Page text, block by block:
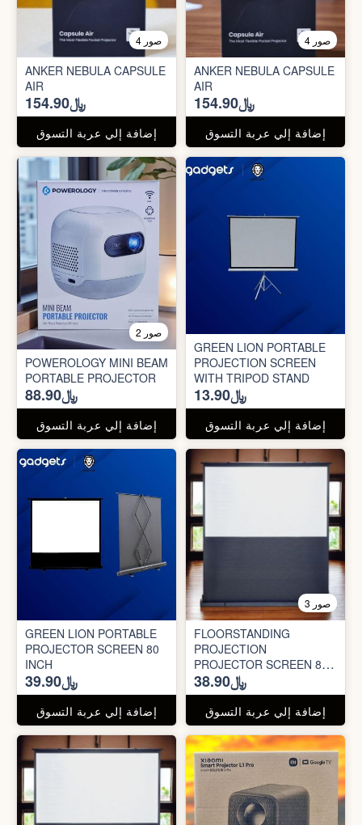
4 صور
ANKER NEBULA CAPSULE
AIR
﷼154.90
إضافة إلي عربة التسوق
4 صور
ANKER NEBULA CAPSULE
AIR
﷼154.90
إضافة إلي عربة التسوق
2 صور
POWEROLOGY MINI BEAM
PORTABLE PROJECTOR
﷼88.90
إضافة إلي عربة التسوق
GREEN LION PORTABLE
PROJECTION SCREEN
WITH TRIPOD STAND
﷼13.90
إضافة إلي عربة التسوق
GREEN LION PORTABLE
PROJECTOR SCREEN 80
INCH
﷼39.90
إضافة إلي عربة التسوق
3 صور
FLOORSTANDING
PROJECTION
PROJECTOR SCREEN 80
INCH ﷼38.90
إضافة إلي عربة التسوق